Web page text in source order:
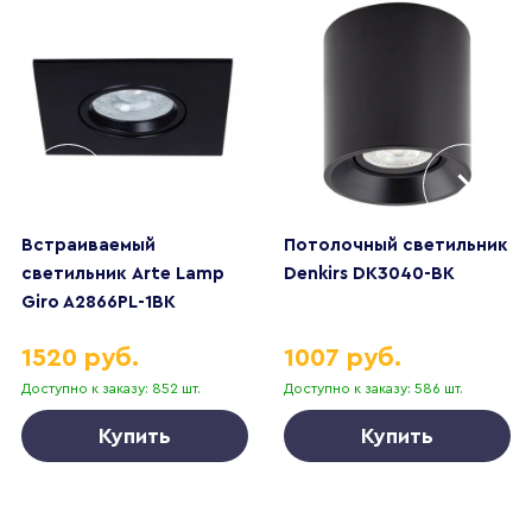
Встраиваемый
светильник Arte Lamp
Giro A2866PL-1BK
Доступно к заказу: 852 шт.
1520 руб.
Купить
Потолочный светильник
Denkirs DK3040-BK
Доступно к заказу: 586 шт.
1007 руб.
Купить